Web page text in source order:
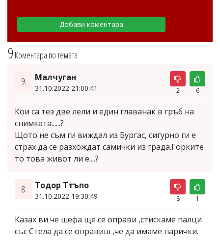
9Коментара по темата
9. Малчуган
31.10.2022 21:00:41 2 6
Кои са тез две лели и един главанак в гръб на
снимката......?
Щото не съм ги виждал из Бургас, сигурно ги е
страх да се разхождат самички из града.Горките
то това живот ли е....?
8. Тодор Ттъпо
31.10.2022 19:30:49 8 1
Казах ви че шефа ще се оправи ,стискаме палци
със Стела да се оправиш ,че да имаме парички.